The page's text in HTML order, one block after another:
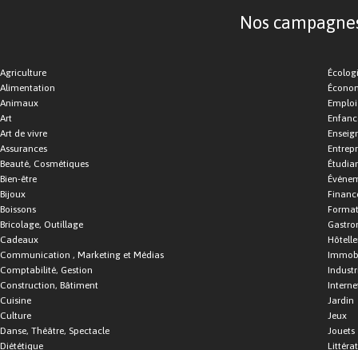
Nos
Agriculture
Alimentation
Animaux
Art
Art de vivre
Assurances
Beauté, Cosmétiques
Bien-être
Bijoux
Boissons
Bricolage, Outillage
Cadeaux
Communication , Marketing et Médias
Comptabilité, Gestion
Construction, Bâtiment
Cuisine
Culture
Danse, Théâtre, Spectacle
Diététique
Emploi
Jardin
Jeux
Jouets